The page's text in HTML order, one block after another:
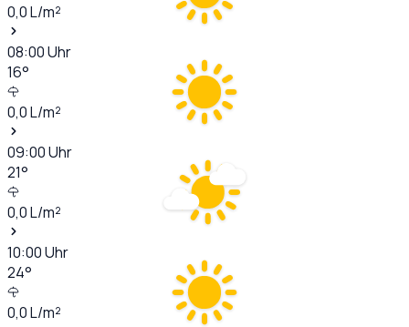
0,0L/m²
08:00Uhr
16°
0,0L/m²
09:00Uhr
21°
0,0L/m²
10:00Uhr
24°
0,0L/m²